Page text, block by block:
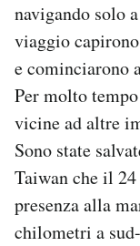
navigando solo
viaggio
e cominciarono
Per molto
vicine ad altre
Sono state
Taiwan che il
presenza alla
chilometri a